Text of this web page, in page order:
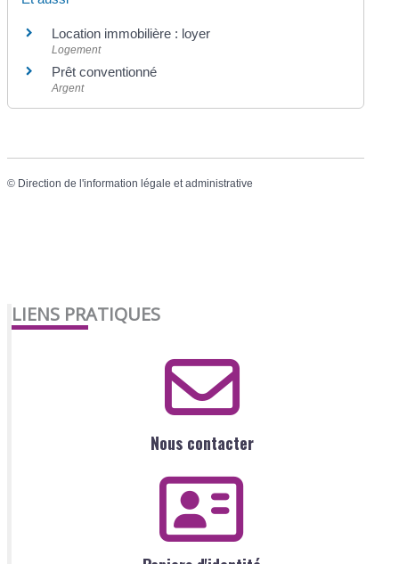
Location immobilière : loyer
Logement
Prêt conventionné
Argent
© Direction de l'information légale et administrative
LIENS PRATIQUES
Nous contacter